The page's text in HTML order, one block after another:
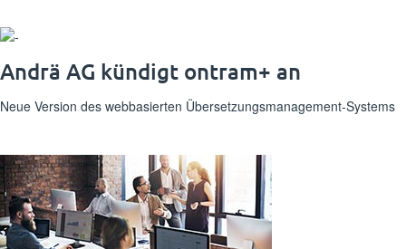
Andrä AG kündigt ontram+ an
Neue Version des webbasierten Übersetzungsmanagement-Systems